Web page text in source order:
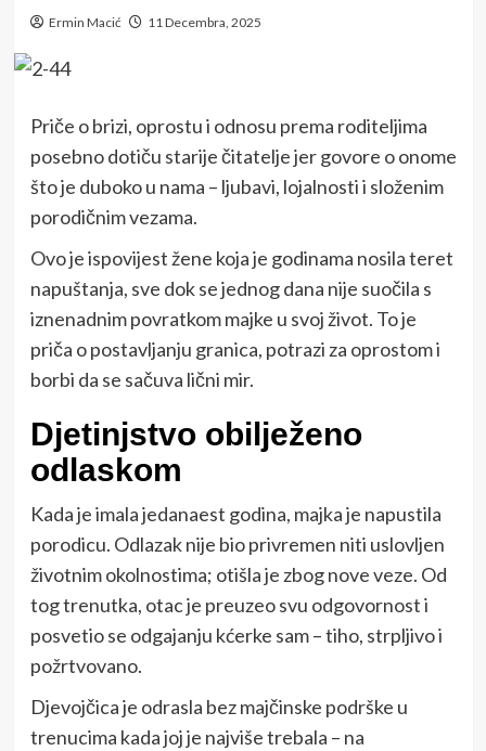
Ermin Macić 11 Decembra, 2025
Priče o brizi, oprostu i odnosu prema roditeljima
posebno dotiču starije čitatelje jer govore o onome
što je duboko u nama – ljubavi, lojalnosti i složenim
porodičnim vezama.
Ovo je ispovijest žene koja je godinama nosila teret
napuštanja, sve dok se jednog dana nije suočila s
iznenadnim povratkom majke u svoj život. To je
priča o postavljanju granica, potrazi za oprostom i
borbi da se sačuva lični mir.
Djetinjstvo obilježeno
odlaskom
Kada je imala jedanaest godina, majka je napustila
porodicu. Odlazak nije bio privremen niti uslovljen
životnim okolnostima; otišla je zbog nove veze. Od
tog trenutka, otac je preuzeo svu odgovornost i
posvetio se odgajanju kćerke sam – tiho, strpljivo i
požrtvovano.
Djevojčica je odrasla bez majčinske podrške u
trenucima kada joj je najviše trebala – na